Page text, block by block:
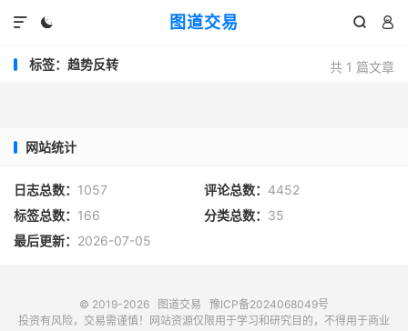
图道交易
  

共 1 篇文章
标签：趋势反转
网站统计
日志总数： 1057 评论总数： 4452
标签总数： 166 分类总数： 35
最后更新： 2026-07-05
© 2019-2026 图道交易
豫ICP备2024068049号
投资有风险，交易需谨慎！网站资源仅限用于学习和研究目的，不得用于商业